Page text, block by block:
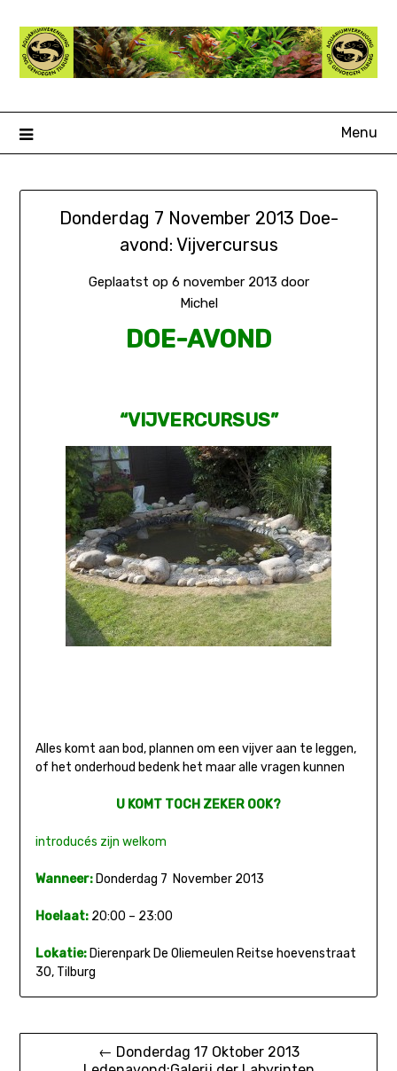
naar
inhoud
Menu
Donderdag 7 November 2013 Doe-
avond: Vijvercursus
Geplaatst op 6 november 2013 door
Michel
DOE-AVOND
“VIJVERCURSUS”
Alles komt aan bod, plannen om een vijver aan te leggen,
of het onderhoud bedenk het maar alle vragen kunnen
U KOMT TOCH ZEKER OOK?
introducés zijn welkom
Wanneer: Donderdag 7 November 2013
Hoelaat:20:00 – 23:00
Lokatie: Dierenpark De Oliemeulen Reitse hoevenstraat
30, Tilburg
Bericht ← Donderdag 17 Oktober 2013